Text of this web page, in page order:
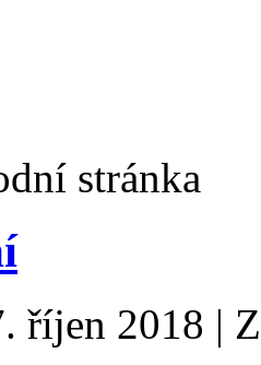
stránka
říjen 2018 |